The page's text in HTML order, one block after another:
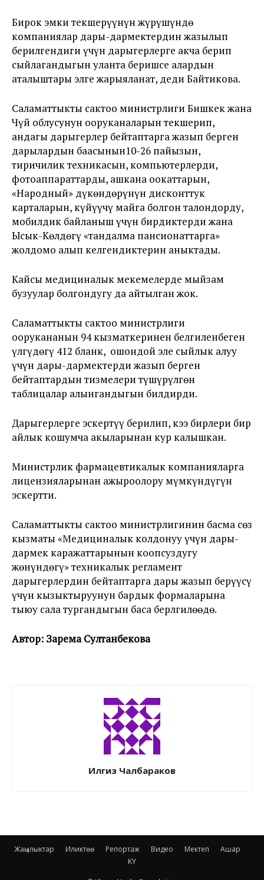
Бирок эмки текшерүүнүн жүрүшүндө
компаниялар дары-дармектердин жазылып
берилгендиги үчүн дарыгерлерге акча берип
сыйлагандыгын уланта беришсе алардын
аталыштары элге жарыяланат, деди Байтикова.
Саламаттыкты сактоо министрлиги Бишкек жана
Чүй облусунун ооруканаларын текшерип,
андагы дарыгерлер бейтаптарга жазып берген
дарылардын баасынын10-26 пайызын,
тиричилик техникасын, компьютерлерди,
фотоаппараттарды, ашкана оокаттарын,
«Народный» дүкөндөрүнүн дисконттук
карталарын, күйүүчү майга болгон талондорду,
мобилдик байланыш үчүн бирдиктерди жана
Ысык-Көлдөгү «тандалма пансионаттарга»
жолдомо алып келгендиктерин аныктады.
Кайсы медициналык мекемелерде мыйзам
бузуулар болгондугу да айтылган жок.
Саламаттыкты сактоо министрлиги
оорукананын 94 кызматкеринен белгиленбеген
үлгүдөгү 412 бланк, ошондой эле сыйлык алуу
үчүн дары-дармектерди жазып берген
бейтаптардын тизмелери түшүрүлгөн
таблицалар алынгандыгын билдирди.
Дарыгерлерге эскертүү берилип, кээ бирлери бир
айлык кошумча акыларынан кур калышкан.
Министрлик фармацевтикалык компанияларга
лицензияларынан ажыроолору мүмкүндүгүн
эскертти.
Саламаттыкты сактоо министрлигинин басма сөз
кызматы «Медициналык колдонуу үчүн дары-
дармек каражаттарынын коопсуздугу
жөнүндөгү» техникалык регламент
дарыгерлердин бейтаптарга дары жазып берүүсү
үчүн кызыктыруунун бардык формаларына
тыюу сала тургандыгын баса берлгилөөдө.
Автор: Зарема Султанбекова
Илгиз Чалбараков
Жаңылыктар Иликтөө Репортаж Видео Мектеп
Ашар
KY